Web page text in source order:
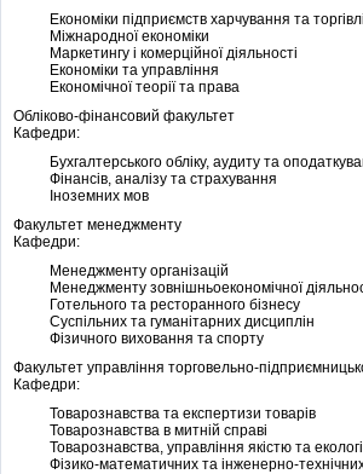
Економіки підприємств харчування та торгівлі
Міжнародної економіки
Маркетингу і комерційної діяльності
Економіки та управління
Економічної теорії та права
Обліково-фінансовий факультет
Кафедри:
Бухгалтерського обліку, аудиту та
Фінансів, аналізу та страхування
Іноземних мов
Факультет менеджменту
Кафедри:
Менеджменту організацій
Менеджменту зовнішньоекономічної
Готельного та ресторанного бізнесу
Суспільних та гуманітарних дисциплін
Фізичного виховання та спорту
Факультет управління торговельно-
Кафедри:
Товарознавства та експертизи товарів
Товарознавства в митній справі
Товарознавства, управління якістю та
Фізико-математичних та інженерно-